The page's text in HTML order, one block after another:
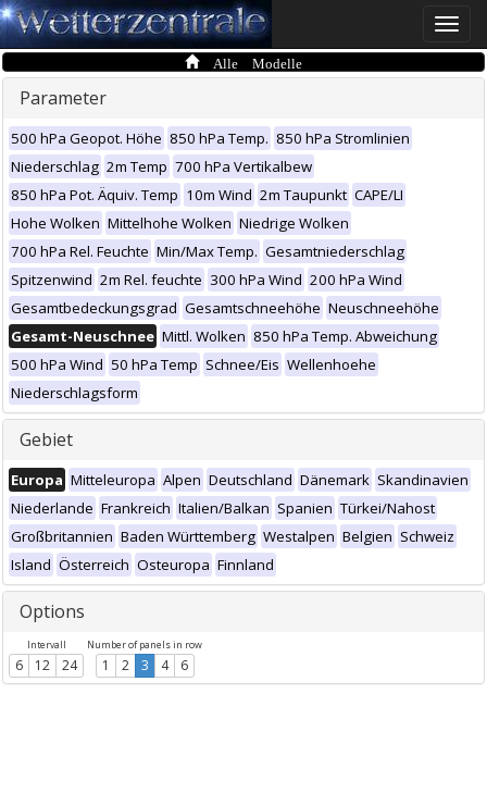
Toggle
Alle Modelle
Parameter
500 hPa Geopot. Höhe 850 hPa Temp. 850 hPa Stromlinien
Niederschlag 2m Temp 700 hPa Vertikalbew
850 hPa Pot. Äquiv. Temp 10m Wind 2m Taupunkt CAPE/LI
Hohe Wolken Mittelhohe Wolken Niedrige Wolken
700 hPa Rel. Feuchte Min/Max Temp. Gesamtniederschlag
Spitzenwind 2m Rel. feuchte 300 hPa Wind 200 hPa Wind
Gesamtbedeckungsgrad Gesamtschneehöhe Neuschneehöhe
Gesamt-Neuschnee Mittl. Wolken 850 hPa Temp. Abweichung
500 hPa Wind 50 hPa Temp Schnee/Eis Wellenhoehe
Niederschlagsform
Gebiet
Europa Mitteleuropa Alpen Deutschland Dänemark Skandinavien
Niederlande Frankreich Italien/Balkan Spanien Türkei/Nahost
Großbritannien Baden Württemberg Westalpen Belgien Schweiz
Island Österreich Osteuropa Finnland
Options
Intervall
6 12 24
Number of panels in row
1 2 3 4 6